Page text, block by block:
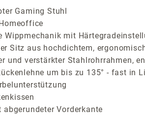
Gaming Stuhl
Wippmechanik mit
Sitz aus hochdichtem,
und verstärkter Stahlrohrrahmen,
um bis zu 135° - fast in
Vorderkante